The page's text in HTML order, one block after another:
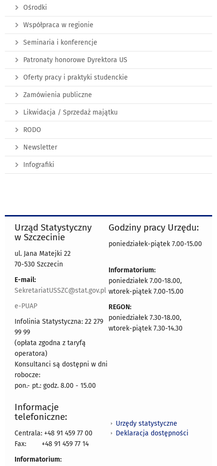
Ośrodki
Współpraca w regionie
Seminaria i konferencje
Patronaty honorowe Dyrektora US
Oferty pracy i praktyki studenckie
Zamówienia publiczne
Likwidacja / Sprzedaż majątku
RODO
Newsletter
Infografiki
Urząd Statystyczny
w Szczecinie
ul. Jana Matejki 22
70-530 Szczecin
E-mail:
SekretariatUSSZC@stat.gov.pl
e-PUAP
Infolinia Statystyczna: 22 279
99 99
(opłata zgodna z taryfą
operatora)
Konsultanci są dostępni w dni
robocze:
pon.- pt.: godz. 8.00 - 15.00
Godziny pracy Urzędu:
poniedziałek-piątek 7.00-15.00
Informatorium:
poniedziałek 7.00-18.00,
wtorek-piątek 7.00-15.00
REGON:
poniedziałek 7.30-18.00,
wtorek-piątek 7.30-14.30
Informacje
telefoniczne:
Centrala: +48 91 459 77 00
Fax:
+48 91 459 77 14
Informatorium:
Urzędy statystyczne
Deklaracja dostępności